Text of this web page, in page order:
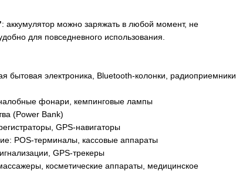
: аккумулятор можно заряжать в любой момент, не
для повседневного использования.
бытовая электроника, Bluetooth-колонки, радиоприемники,
фонари, кемпинговые лампы
(Power Bank)
GPS-навигаторы
POS-терминалы, кассовые аппараты
GPS-трекеры
косметические аппараты, медицинское